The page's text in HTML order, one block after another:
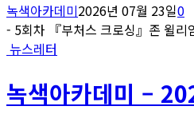
녹색아카데미2026년 07월 23일0
- 5회차 『부처스 크로싱』존 윌
뉴스레터
녹색아카데미 –